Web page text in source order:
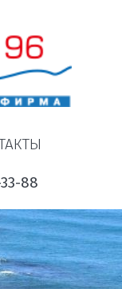
88